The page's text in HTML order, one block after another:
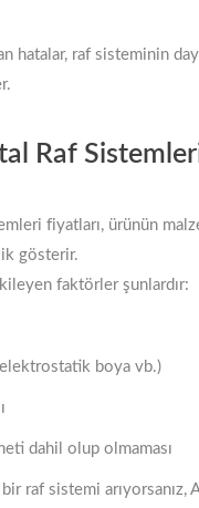
hatalar, raf sisteminin
Raf
fiyatları, ürünün
gösterir.
faktörler şunlardır:
boya vb.)
dahil olup olmaması
raf sistemi